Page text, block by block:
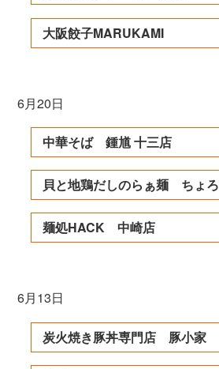
大阪餃子MARUKAMI
6月20日
中華そば 鍾馗 十三店
貝と地鶏だしのらぁ麺 ちょろ
麺処HACK 中崎店
6月13日
炭火焼き豚丼専門店 豚小家